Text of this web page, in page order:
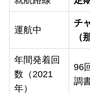
運航中
チ
（
年間発着回
数（2021
年）
96
調